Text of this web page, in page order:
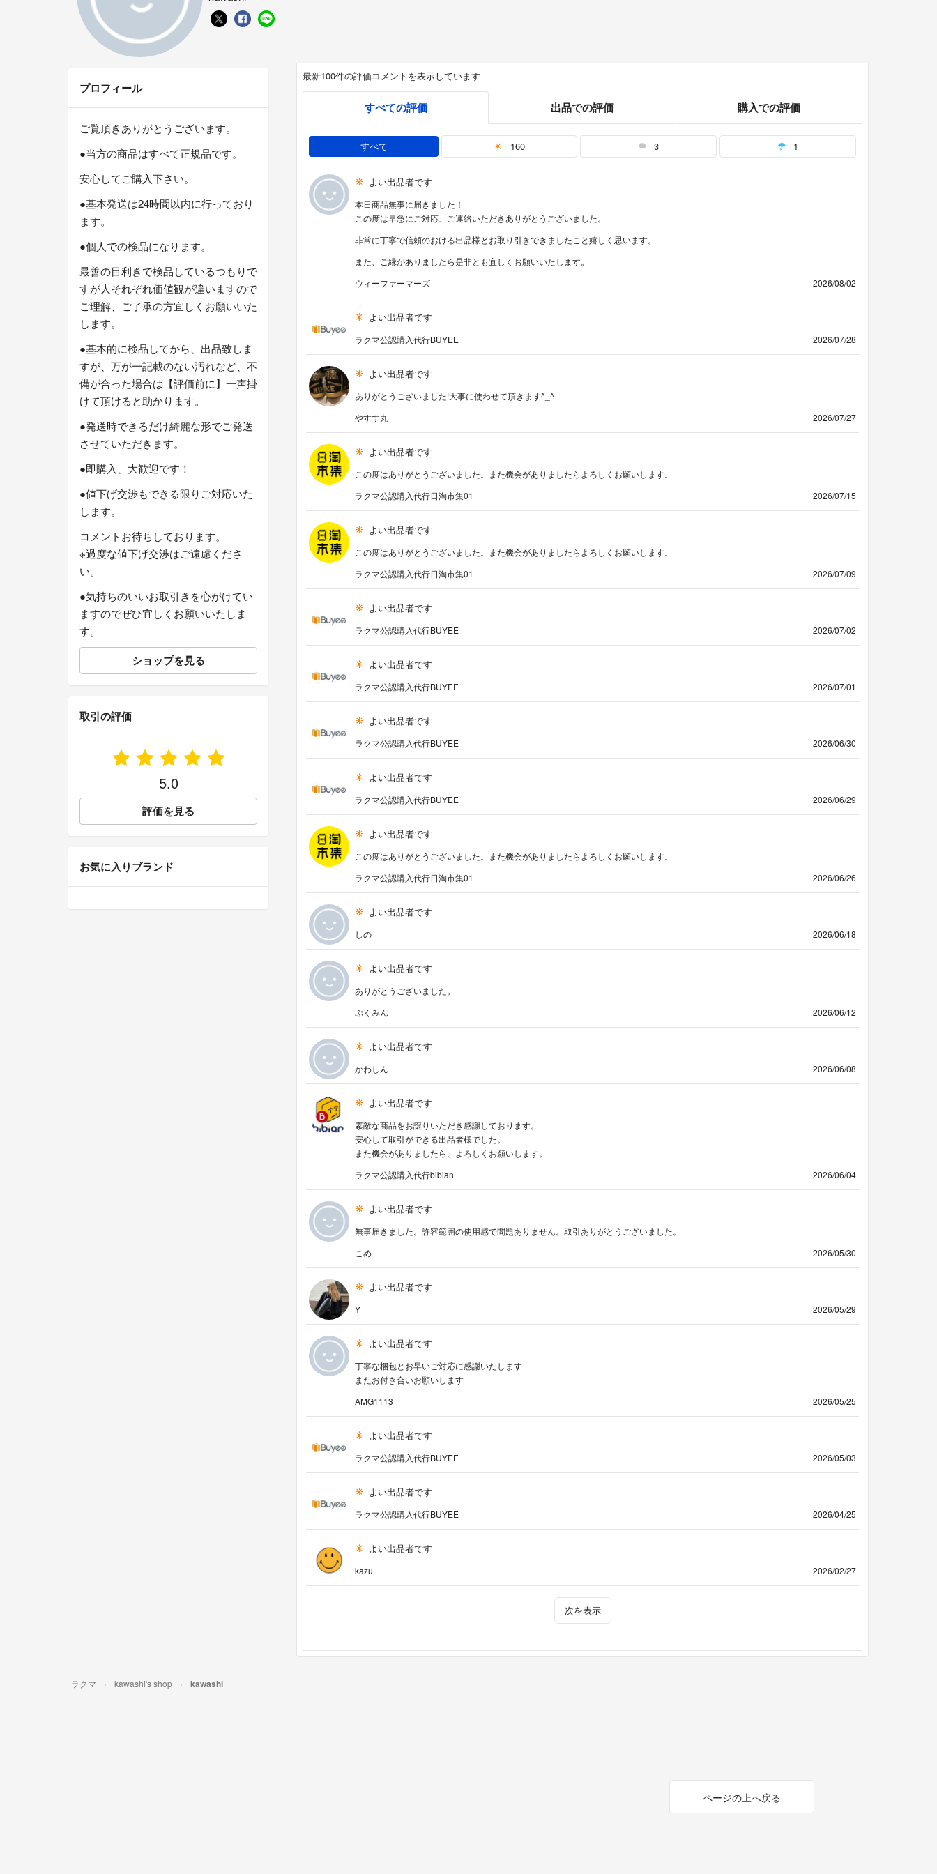
最新100件の評価コメントを表示しています
すべての評価 出品での評価 購入での評価
すべて 160 3 1
よい出品者です
本日商品無事に届きました！
この度は早急にご対応、ご連絡いただきありがとうございました。
非常に丁寧で信頼のおける出品様とお取り引きできましたこと嬉しく思います。
また、ご縁がありましたら是非とも宜しくお願いいたします。
ウィーファーマーズ
2026/08/02
よい出品者です
ラクマ公認購入代行BUYEE 2026/07/28
よい出品者です
ありがとうございました!大事に使わせて頂きます^_^
やすす丸
2026/07/27
よい出品者です
この度はありがとうございました。また機会がありましたらよろしくお願いします。
ラクマ公認購入代行日淘市集01
2026/07/15
よい出品者です
この度はありがとうございました。また機会がありましたらよろしくお願いします。
ラクマ公認購入代行日淘市集01
2026/07/09
よい出品者です
ラクマ公認購入代行BUYEE 2026/07/02
よい出品者です
ラクマ公認購入代行BUYEE 2026/07/01
よい出品者です
ラクマ公認購入代行BUYEE 2026/06/30
よい出品者です
ラクマ公認購入代行BUYEE 2026/06/29
よい出品者です
この度はありがとうございました。また機会がありましたらよろしくお願いします。
ラクマ公認購入代行日淘市集01
2026/06/26
よい出品者です
しの 2026/06/18
よい出品者です
ありがとうございました。
ぷくみん
2026/06/12
よい出品者です
かわしん 2026/06/08
よい出品者です
素敵な商品をお譲りいただき感謝しております。
安心して取引ができる出品者様でした。
また機会がありましたら、よろしくお願いします。
ラクマ公認購入代行bibian
2026/06/04
よい出品者です
無事届きました。許容範囲の使用感で問題ありません。取引ありがとうございました。
こめ
2026/05/30
よい出品者です
Y 2026/05/29
よい出品者です
丁寧な梱包とお早いご対応に感謝いたします
またお付き合いお願いします
AMG1113
2026/05/25
よい出品者です
ラクマ公認購入代行BUYEE 2026/05/03
よい出品者です
ラクマ公認購入代行BUYEE 2026/04/25
よい出品者です
kazu 2026/02/27
次を表示
プロフィール
ご覧頂きありがとうございます。
●当方の商品はすべて正規品です。
安心してご購入下さい。
●基本発送は24時間以内に行っており
ます。
●個人での検品になります。
最善の目利きで検品しているつもりで
すが人それぞれ価値観が違いますので
ご理解、ご了承の方宜しくお願いいた
します。
●基本的に検品してから、出品致しま
すが、万が一記載のない汚れなど、不
備が合った場合は【評価前に】一声掛
けて頂けると助かります。
●発送時できるだけ綺麗な形でご発送
させていただきます。
●即購入、大歓迎です！
●値下げ交渉もできる限りご対応いた
します。
コメントお待ちしております。
※過度な値下げ交渉はご遠慮くださ
い。
●気持ちのいいお取引きを心がけてい
ますのでぜひ宜しくお願いいたしま
す。
ショップを見る
取引の評価
5.0
評価を見る
お気に入りブランド
ラクマ kawashi's shop kawashi
ページの上へ戻る